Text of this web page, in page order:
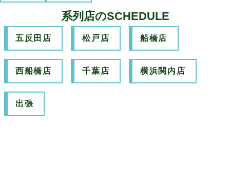
系列店のSCHEDULE
五反田店 松戸店 船橋店
西船橋店 千葉店 横浜関内店
出張